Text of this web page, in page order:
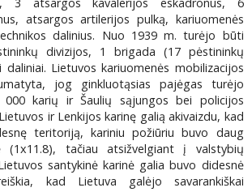
3 atsargos kavalerijos eskadronus, 6
atsargos artilerijos pulką, kariuomenės
dalinius. Nuo 1939 m. turėjo būti
divizijos, 1 brigada (17 pėstininkų
Lietuvos kariuomenės mobilizacijos
jog ginkluotąsias pajėgas turėjo
karių ir Šaulių sąjungos bei policijos
ir Lenkijos karinę galią akivaizdu, kad
teritoriją, kariniu požiūriu buvo daug
(1x11.8), tačiau atsižvelgiant į valstybių
santykinė karinė galia buvo didesnė
kad Lietuva galėjo savarankiškai